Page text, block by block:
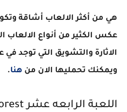
هي من أكثر الالعاب أشاقة
عكس الكثير من أنواع الالعاب
الاثارة والتشويق التي توجد في
ويمكنك تحمليها الان من هنا.
اللعبة الرابعه عشر